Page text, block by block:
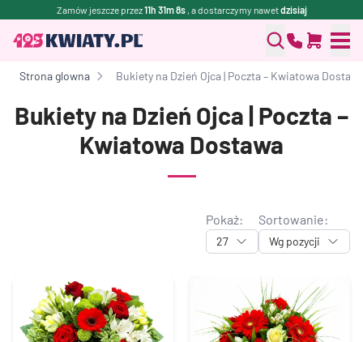
Zamów jeszcze przez11h 31m 7s , a dostarczymy nawetdzisiaj
Strona glowna Bukiety na Dzień Ojca | Poczta – Kwiatowa
Bukiety na Dzień Ojca | Poczta –
Kwiatowa Dostawa
Pokaż:
27
Sortowanie:
Wg pozycji